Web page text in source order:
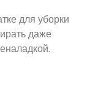
для уборки
даже